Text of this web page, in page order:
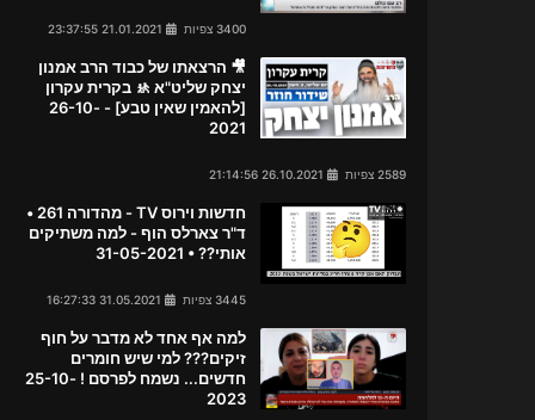
3400 צפיות
🎥 הרצאתו של כבוד הרב אמנון
יצחק שליט"א 🚸 בקרית עקרון
[להאמין שאין טבע] - 26-10-
2021
2589 צפיות
חדשות וירוס TV - מהדורה 261 •
ד"ר צארלס הוף - למה משתיקים
אותי?? • 31-05-2021
3445 צפיות
למה אף אחד לא מדבר על חוף
זיקים??? למי שיש חומרים
חדשים... נשמח לפרסם ! 25-10-
2023